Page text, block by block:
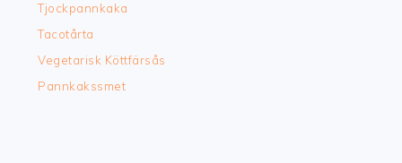
Tjockpannkaka
Tacotårta
Vegetarisk Köttfärsås
Pannkakssmet